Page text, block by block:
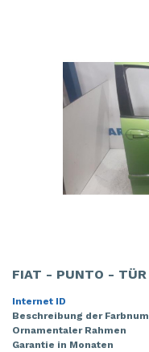
FIAT - PUNTO - TÜR
Internet ID
Beschreibung der
Ornamentaler Rahmen
Garantie in Monaten